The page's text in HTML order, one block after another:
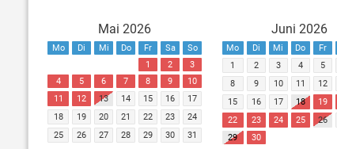
Mai 2026
Mo Di Mi Do Fr Sa
So
1
2
3
4
5 6 7 8 9
10
11
12 13 14 15 16
17
18
19 20 21 22 23
24
25
26 27 28 29 30 31
Juni 2026
Mo Di Mi Do Fr
1
2 3 4 5
8
9 10 11 12
15
16 17 18 19
22
23 24 25 26
29
30